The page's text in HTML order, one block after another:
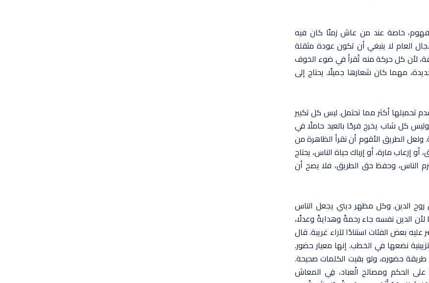
خاصة عند من عاش زمنًا كان فيه
العام لا ينبغي أن تكون عودة مثقلة
لأن كل حركة منه تُقرأ في ضوء الخوف
مهما كان شعارها جميلًا. يحتاج إلى
تحميلها أكثر مما تحتمل. ليس كل تكبير
كل شاب يخرج فرحًا بالعيد حاملًا في
الطريق الأقوم أن نقرأ الظاهرة من
إرعاب مارة، أو إرباك حياة الناس، يحتاج
الناس، وحفظ حق الطريق، فلا يصح أن
الدين. وكل مظهر ديني يجعل الناس
لأن الدين نفسه جاء رحمةً وهدايةً وعدلًا،
بعض الفئات استنادًا لآراء غريبة. قال
نضعها في الخطب. إنها معيار حضور.
حضوره، ولو بقيت الكلمات صحيحة.
على الحكم ومصالح الْعباد، فِي المعاش